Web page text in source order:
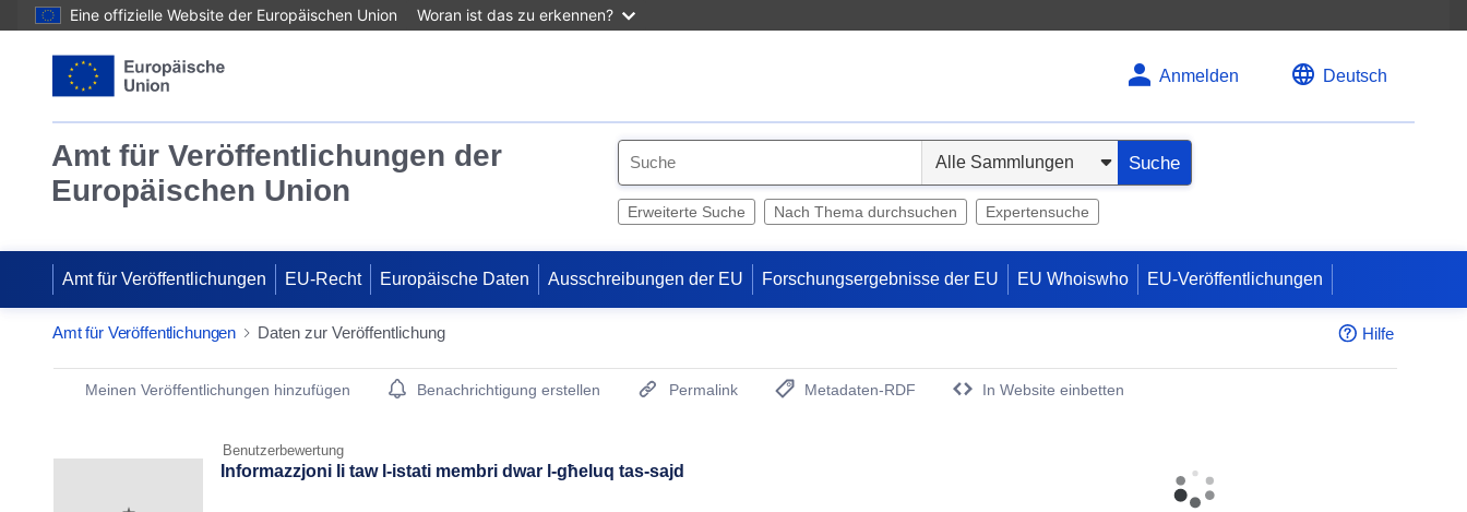
Eine offizielle Website der Europäischen Union Woran ist das zu erkennen?
Anmelden Deutsch
Amt für Veröffentlichungen der
Europäischen Union
e
Suche
Erweiterte Suche Nach Thema durchsuchen Expertensuche
Amt für Veröffentlichungen EU-Recht Europäische Daten Ausschreibungen der EU Forschungsergebnisse der EU EU Whoiswho EU-Veröffentlichungen
Amt für Veröffentlichungen Daten zur Veröffentlichung Hilfe
Publication Detail Actions Portlet
Meinen Veröffentlichungen hinzufügen Benachrichtigung erstellen Permalink
Metadaten-RDF
In Website einbetten
Benutzerbewertung
Informazzjoni li taw l-istati membri dwar l-għeluq tas-sajd